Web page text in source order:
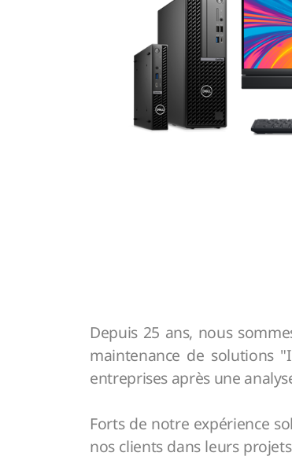
Depuis 25 ans, nous
maintenance de solutions
entreprises après une
Forts de notre expérience
nos clients dans leurs